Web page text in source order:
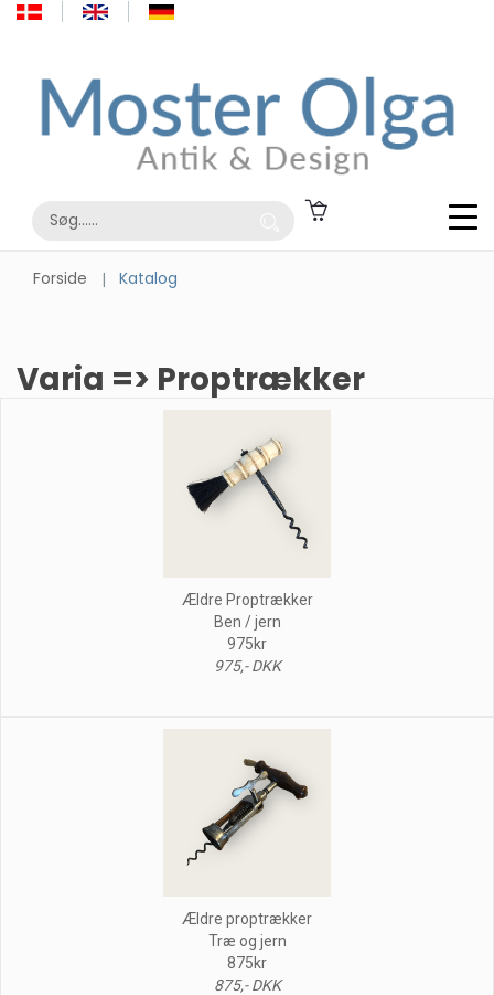
Forside Katalog
Varia => Proptrækker
Ældre Proptrækker
Ben / jern
975kr
975,- DKK
Ældre proptrækker
Træ og jern
875kr
875,- DKK